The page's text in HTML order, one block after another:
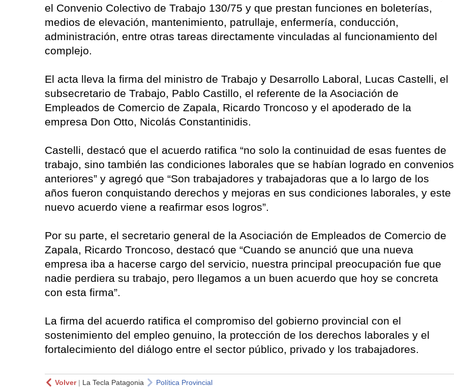
el Convenio Colectivo de Trabajo 130/75 y que prestan funciones en boleterías,
medios de elevación, mantenimiento, patrullaje, enfermería, conducción,
administración, entre otras tareas directamente vinculadas al funcionamiento del
complejo.
El acta lleva la firma del ministro de Trabajo y Desarrollo Laboral, Lucas Castelli, el
subsecretario de Trabajo, Pablo Castillo, el referente de la Asociación de
Empleados de Comercio de Zapala, Ricardo Troncoso y el apoderado de la
empresa Don Otto, Nicolás Constantinidis.
Castelli, destacó que el acuerdo ratifica “no solo la continuidad de esas fuentes de
trabajo, sino también las condiciones laborales que se habían logrado en convenios
anteriores” y agregó que “Son trabajadores y trabajadoras que a lo largo de los
años fueron conquistando derechos y mejoras en sus condiciones laborales, y este
nuevo acuerdo viene a reafirmar esos logros”.
Por su parte, el secretario general de la Asociación de Empleados de Comercio de
Zapala, Ricardo Troncoso, destacó que “Cuando se anunció que una nueva
empresa iba a hacerse cargo del servicio, nuestra principal preocupación fue que
nadie perdiera su trabajo, pero llegamos a un buen acuerdo que hoy se concreta
con esta firma”.
La firma del acuerdo ratifica el compromiso del gobierno provincial con el
sostenimiento del empleo genuino, la protección de los derechos laborales y el
fortalecimiento del diálogo entre el sector público, privado y los trabajadores.
Volver| La Tecla Patagonia Política Provincial